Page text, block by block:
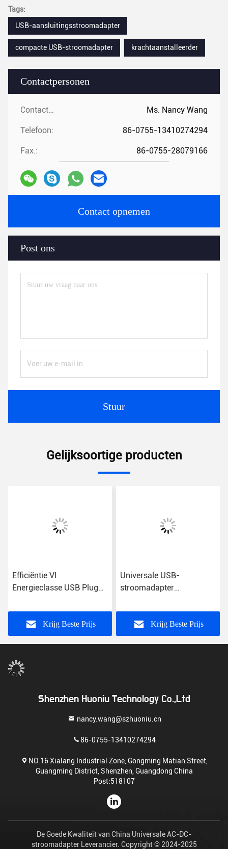
Contactpersonen
Contactpersonen: Ms. Nancy Wang
Telefoon: 86-0755-13410274294
Fax.: 86-0755-28079166
Contact opnemen
Post ons
Stuur
Tags:
USB-aansluitingsstroomadapter
compacte USB-stroomadapter krachtaanstalleerder
Gelijksoortige producten
Efficiëntie VI
Energieclasse USB Plug
wisselstroominvoer voor
universeel gebruik
Krijg Beste Prijs
Universale USB-
stroomadapter
Krijg Beste Prijs
Shenzhen Huoniu Technology Co.,Ltd
nancy.wang@szhuoniu.cn
86-0755-13410274294
NO.16 Xialang Industrial Zone, Gongming Matian Street,
Guangming District, Shenzhen, Guangdong China
Post:518107
De Goede Kwaliteit van China Universale AC-DC-
stroomadapter Leverancier. Copyright © 2024-2025